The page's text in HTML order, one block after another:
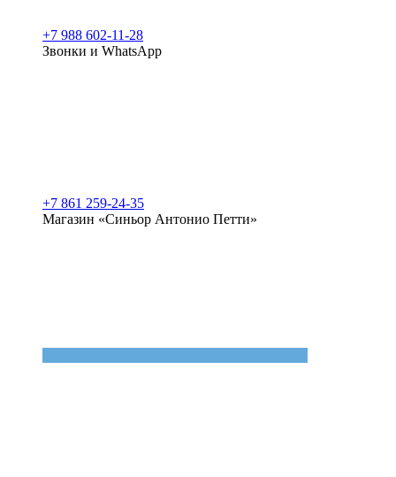
+7 988 602-11-28
Звонки и WhatsApp
+7 861 259-24-35
Магазин «Синьор Антонио Петти»